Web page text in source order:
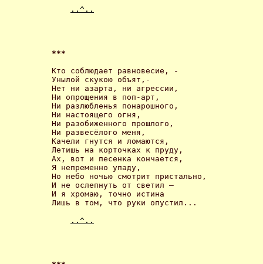
..^..
***
Кто соблюдает равновесие, -
Унылой скукою объят,-
Нет ни азарта, ни агрессии,
Ни опрощения в поп-арт,
Ни разлюбленья понарошного,
Ни настоящего огня,
Ни разобиженного прошлого,
Ни развесёлого меня,
Качели гнутся и ломаются,
Летишь на корточках к пруду,
Ах, вот и песенка кончается,
Я непременно упаду,
Но небо ночью смотрит пристально,
И не ослепнуть от светил –
И я хромаю, точно истина
Лишь в том, что руки опустил...
..^..